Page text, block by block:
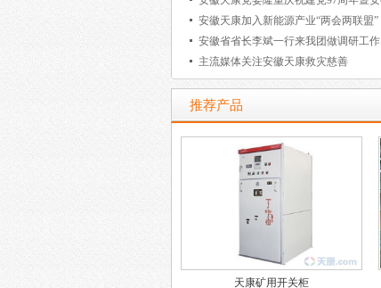
安徽天康加入新能源产业“两会两联盟”
安徽省省长李斌一行来我团做调研工作
主流媒体关注安徽天康救灾慈善
推荐产品
天康矿用开关柜